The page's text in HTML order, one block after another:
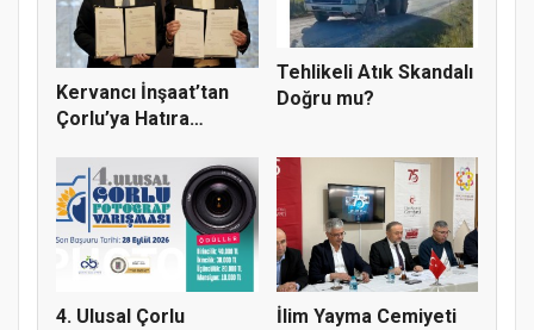
Kervancı İnşaat’tan
Çorlu’ya Hatıra
Tehlikeli Atık Skandalı
Doğru mu?
4. Ulusal Çorlu
İlim Yayma Cemiyeti